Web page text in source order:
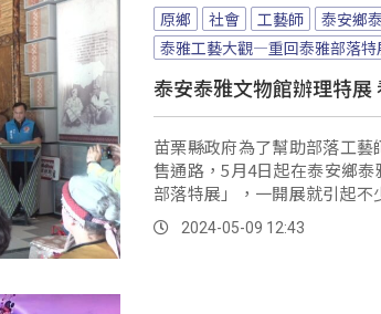
原鄉 社會 工藝師
泰安鄉
泰雅工藝大觀—重回泰雅部落特
泰安泰雅文物館辦理特展
苗栗縣政府為了幫助部落工
售通路，5月4日起在泰安鄉
部落特展」，一開展就引起
文創商品。
2024-05-09 12:43